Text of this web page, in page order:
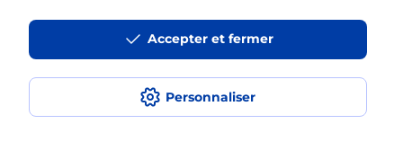
Personnaliser
Accepter et fermer
Accessibilité : partiellement conforme
Conditions contractuelles
Mentions légales